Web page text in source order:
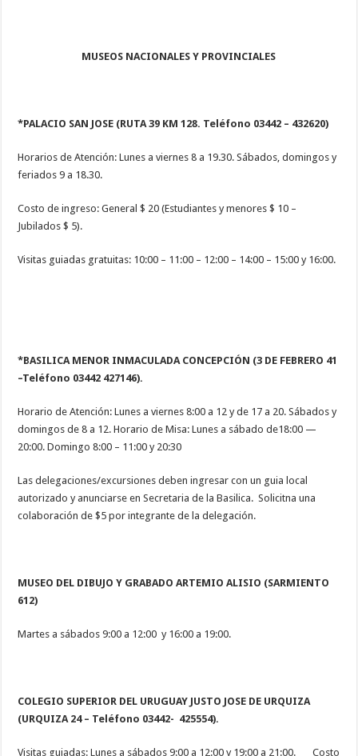
MUSEOS NACIONALES Y PROVINCIALES
*PALACIO SAN JOSE (RUTA 39 KM 128. Teléfono 03442 – 432620)
Horarios de Atención: Lunes a viernes 8 a 19.30. Sábados, domingos y
feriados 9 a 18.30.
Costo de ingreso: General $ 20 (Estudiantes y menores $ 10 –
Jubilados $ 5).
Visitas guiadas gratuitas: 10:00 – 11:00 – 12:00 – 14:00 – 15:00 y 16:00.
*BASILICA MENOR INMACULADA CONCEPCIÓN (3 DE FEBRERO 41
–Teléfono 03442 427146).
Horario de Atención: Lunes a viernes 8:00 a 12 y de 17 a 20. Sábados y
domingos de 8 a 12. Horario de Misa: Lunes a sábado de18:00 —
20:00. Domingo 8:00 – 11:00 y 20:30
Las delegaciones/excursiones deben ingresar con un guia local
autorizado y anunciarse en Secretaria de la Basilica. Solicitna una
colaboración de $5 por integrante de la delegación.
MUSEO DEL DIBUJO Y GRABADO ARTEMIO ALISIO (SARMIENTO
612)
Martes a sábados 9:00 a 12:00 y 16:00 a 19:00.
COLEGIO SUPERIOR DEL URUGUAY JUSTO JOSE DE URQUIZA
(URQUIZA 24 – Teléfono 03442- 425554).
Visitas guiadas: Lunes a sábados 9:00 a 12:00 y 19:00 a 21:00. Costo